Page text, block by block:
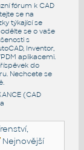
fórum k CAD
se na
týkající se
se o vaše
s
Inventor,
aplikacemi.
do
. Nechcete se
.
(CAD
Nejnovější